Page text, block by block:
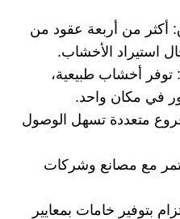
أكثر من أربعة عقود من
استيراد الأخشاب.
توفر أخشاب طبيعية،
في مكان واحد.
متعددة تسهل الوصول
مع مصانع وشركات
بتوفير خامات بمعايير